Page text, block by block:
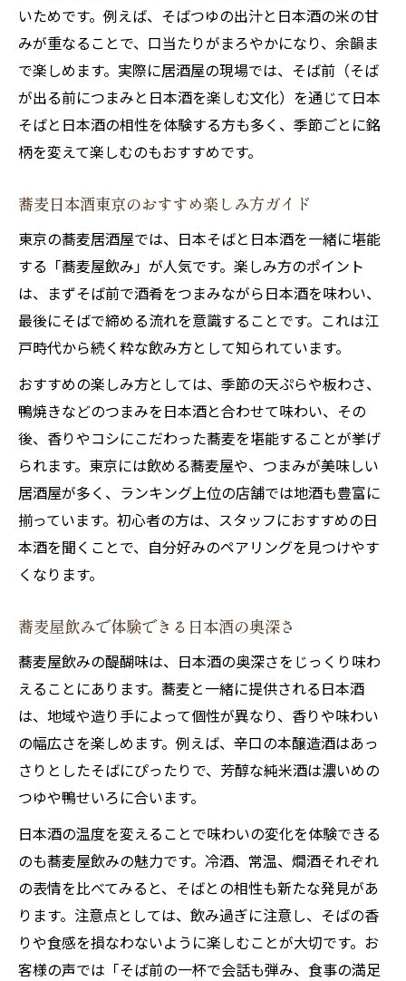
いためです。例えば、そばつゆの出汁と日本酒の米の甘
みが重なることで、口当たりがまろやかになり、余韻ま
で楽しめます。実際に居酒屋の現場では、そば前（そば
が出る前につまみと日本酒を楽しむ文化）を通じて日本
そばと日本酒の相性を体験する方も多く、季節ごとに銘
柄を変えて楽しむのもおすすめです。
蕎麦日本酒東京のおすすめ楽しみ方ガイド
東京の蕎麦居酒屋では、日本そばと日本酒を一緒に堪能
する「蕎麦屋飲み」が人気です。楽しみ方のポイント
は、まずそば前で酒肴をつまみながら日本酒を味わい、
最後にそばで締める流れを意識することです。これは江
戸時代から続く粋な飲み方として知られています。
おすすめの楽しみ方としては、季節の天ぷらや板わさ、
鴨焼きなどのつまみを日本酒と合わせて味わい、その
後、香りやコシにこだわった蕎麦を堪能することが挙げ
られます。東京には飲める蕎麦屋や、つまみが美味しい
居酒屋が多く、ランキング上位の店舗では地酒も豊富に
揃っています。初心者の方は、スタッフにおすすめの日
本酒を聞くことで、自分好みのペアリングを見つけやす
くなります。
蕎麦屋飲みで体験できる日本酒の奥深さ
蕎麦屋飲みの醍醐味は、日本酒の奥深さをじっくり味わ
えることにあります。蕎麦と一緒に提供される日本酒
は、地域や造り手によって個性が異なり、香りや味わい
の幅広さを楽しめます。例えば、辛口の本醸造酒はあっ
さりとしたそばにぴったりで、芳醇な純米酒は濃いめの
つゆや鴨せいろに合います。
日本酒の温度を変えることで味わいの変化を体験できる
のも蕎麦屋飲みの魅力です。冷酒、常温、燗酒それぞれ
の表情を比べてみると、そばとの相性も新たな発見があ
ります。注意点としては、飲み過ぎに注意し、そばの香
りや食感を損なわないように楽しむことが大切です。お
客様の声では「そば前の一杯で会話も弾み、食事の満足